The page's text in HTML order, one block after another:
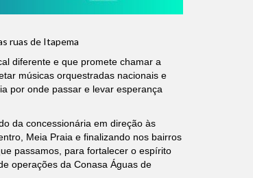
ruas de Itapema
diferente e que promete chamar a
músicas orquestradas nacionais e
por onde passar e levar esperança
da concessionária em direção às
Meia Praia e finalizando nos bairros
passamos, para fortalecer o espírito
operações da Conasa Águas de